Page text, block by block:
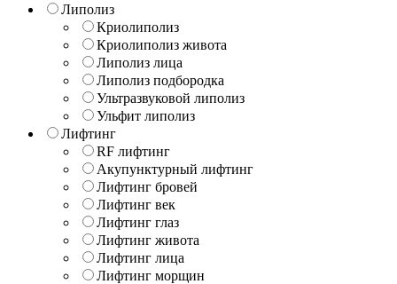
Липолиз
Криолиполиз
Криолиполиз живота
Липолиз лица
Липолиз подбородка
Ультразвуковой липолиз
Ульфит липолиз
Лифтинг
RF лифтинг
Акупунктурный лифтинг
Лифтинг бровей
Лифтинг век
Лифтинг глаз
Лифтинг живота
Лифтинг лица
Лифтинг морщин